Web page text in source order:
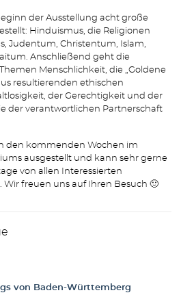
der Ausstellung acht große
Hinduismus, die Religionen
Judentum, Christentum, Islam,
Anschließend geht die
Menschlichkeit, die „Goldene
resultierenden ethischen
der Gerechtigkeit und der
der verantwortlichen Partnerschaft
den kommenden Wochen im
ausgestellt und kann sehr gerne
von allen Interessierten
freuen uns auf Ihren Besuch 🙂
von Baden-Württemberg